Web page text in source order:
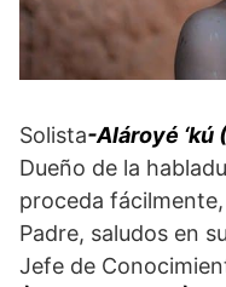
Solista-Alároyé ‘kú
Dueño de la
proceda fácilmente,
Padre, saludos en
Jefe de